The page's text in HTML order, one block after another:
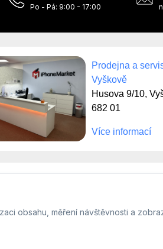
obsahu, měření návštěvnosti a
Po - Pá: 9:00 - 17:00
Prodejna a
Vyškově
Husova 9/10,
682 01
Více informací